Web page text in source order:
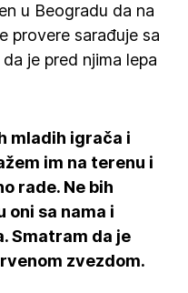
u Beogradu da na
provere sarađuje sa
je pred njima lepa
mladih igrača i
im na terenu i
rade. Ne bih
oni sa nama i
Smatram da je
zvezdom.